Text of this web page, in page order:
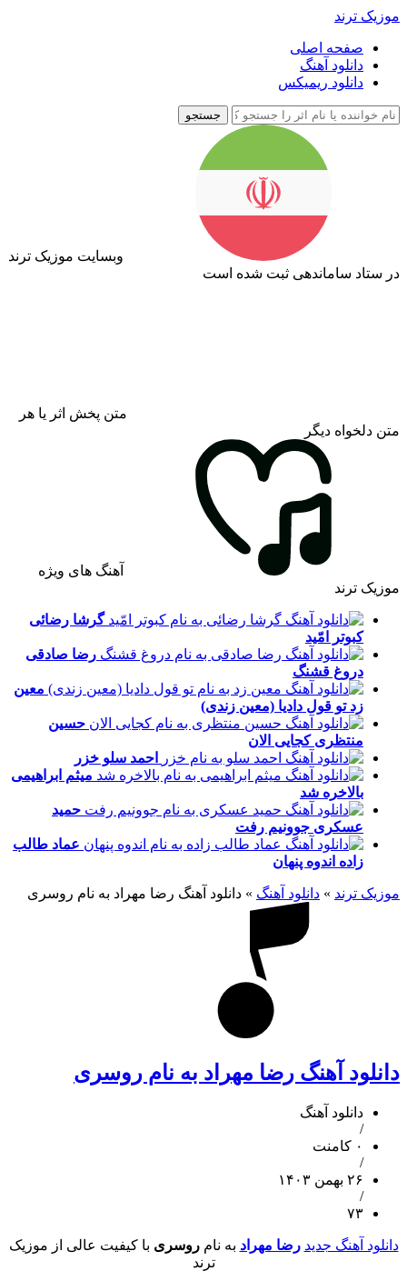
موزیک ترند
صفحه اصلی
دانلود آهنگ
دانلود ریمیکس
جستجو
وبسایت موزیک ترند
در ستاد ساماندهی ثبت شده است
متن پخش اثر یا هر
متن دلخواه دیگر
آهنگ های ویژه
موزیک ترند
گرشا رضائی
کبوتر امّید
رضا صادقی
دروغ قشنگ
معین
زدتو قول دادیا (معین زندی)
حسین
منتظریکجایی الان
احمد سلو خزر
میثم ابراهیمی
بالاخره شد
حمید
عسکری جوونیم رفت
عماد طالب
زاده اندوه پنهان
موزیک ترند » دانلود آهنگ » دانلود آهنگ رضا مهراد به نام روسری
دانلود آهنگ رضا مهراد به نام روسری
دانلود آهنگ
/
۰ کامنت
/
۲۶ بهمن ۱۴۰۳
/
۷۳
دانلود آهنگ جدید رضا مهراد به نامروسری با کیفیت عالی از موزیک
ترند